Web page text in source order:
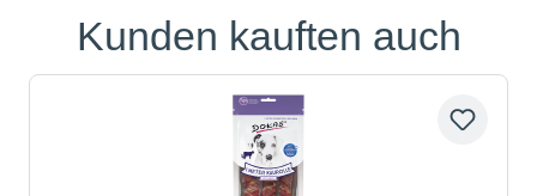
Produktgalerie überspringen
Kunden kauften auch